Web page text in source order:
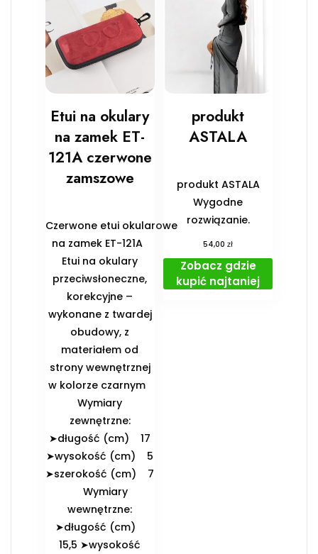
Etui na okulary
na zamek ET-
121A czerwone
zamszowe
Czerwone etui okularowe
na zamek ET-121A
Etui na okulary
przeciwsłoneczne,
korekcyjne –
wykonane z twardej
obudowy, z
materiałem od
strony wewnętrznej
w kolorze czarnym
️Wymiary
zewnętrzne:
➤długość (cm) 17
➤wysokość (cm) 5
➤szerokość (cm) 7
️Wymiary
wewnętrzne:
➤długość (cm)
15,5 ➤wysokość
produkt
ASTALA
produkt ASTALA
Wygodne
rozwiązanie.
54,00zł
Zobacz gdzie
kupić najtaniej